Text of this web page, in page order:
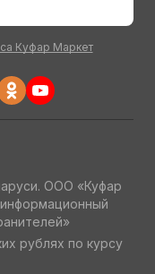
Куфар Маркет
ООО «Куфар
рублях по курсу